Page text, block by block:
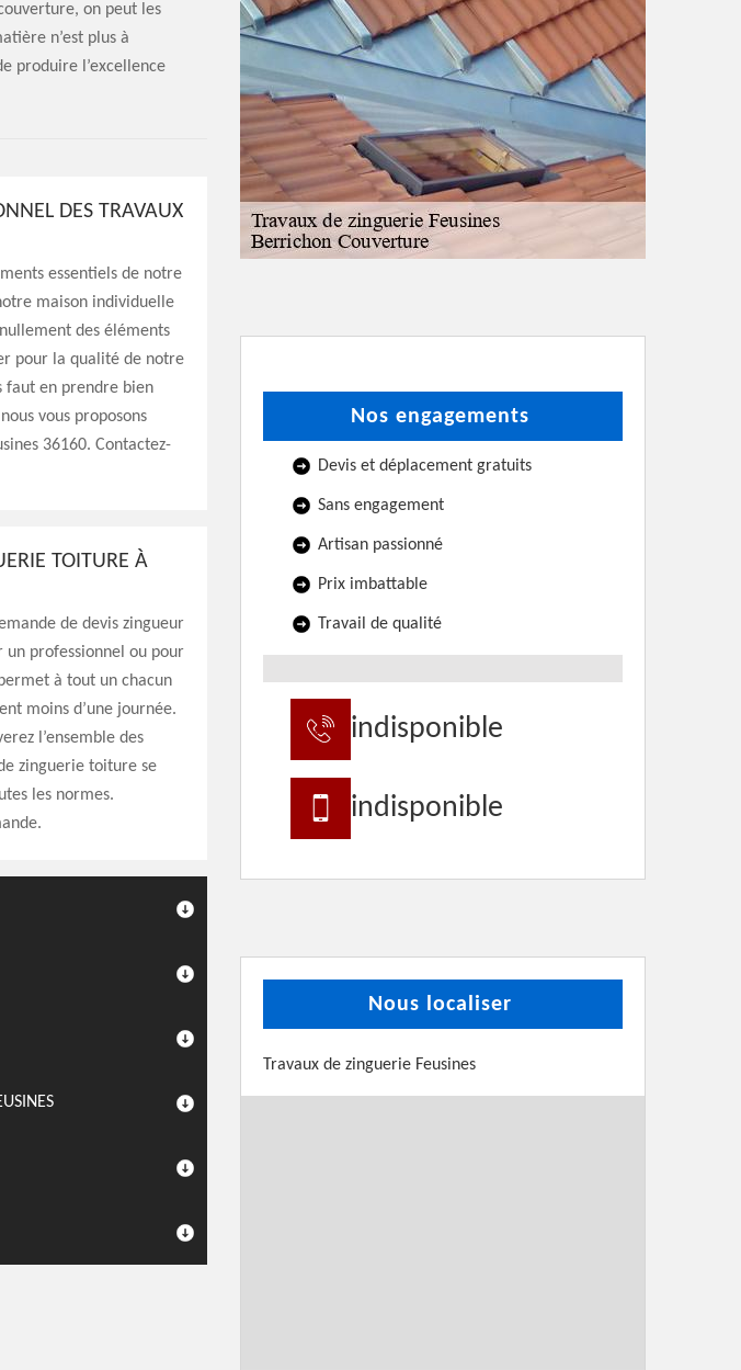
on peut les
n’est plus à
produire l’excellence
DES TRAVAUX
essentiels de notre
maison individuelle
des éléments
pour la qualité de notre
faut en prendre bien
vous proposons
36160. Contactez-
TOITURE À
de devis zingueur
un professionnel ou pour
à tout un chacun
moins d’une journée.
l’ensemble des
zinguerie toiture se
les normes.
Nos engagements
Devis et déplacement gratuits
Sans engagement
Artisan passionné
Prix imbattable
Travail de qualité
indisponible
indisponible
Nous localiser
Travaux de zinguerie Feusines